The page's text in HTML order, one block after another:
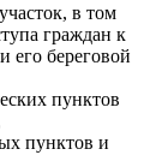
в том
граждан к
его береговой
пунктов
пунктов и